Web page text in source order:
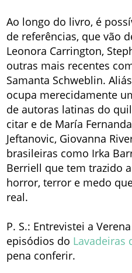
Ao longo do livro, é
de referências, que vão
Leonora Carrington,
outras mais recentes
Samanta Schweblin.
ocupa merecidamente
de autoras latinas do
citar e de María
Jeftanovic, Giovanna
brasileiras como Irka
Berriell que tem trazido
horror, terror e medo
real.
P. S.: Entrevistei a
episódios do Lavadeiras
pena conferir.